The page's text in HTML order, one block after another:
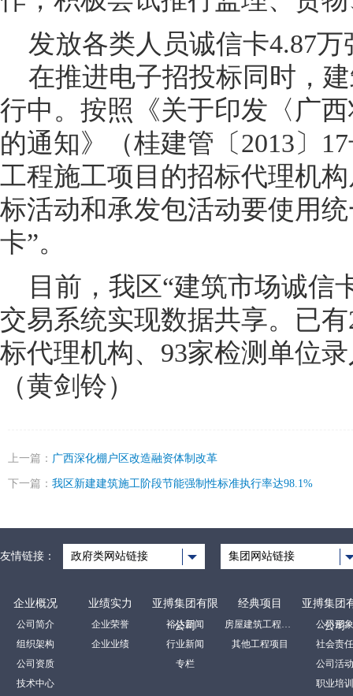
发放各类人员诚信卡4.87万
在推进电子招投标同时，建
行中。按照《关于印发〈广
的通知》（桂建管〔2013〕
工程施工项目的招标代理机
标活动和承发包活动要使用
卡”。
目前，我区“建筑市场诚信
交易系统实现数据共享。已
标代理机构、93家检测单位
（黄剑铃）
上一篇： 广西深化棚户区改造融资体制改革
下一篇： 我区新建建筑施工阶段节能强制性标准执行率达98.1%
友情链接： 政府类网站链接 集团网站链接
企业概况
公司简介
组织架构
公司资质
技术中心
业绩实力
企业荣誉
企业业绩
亚搏集团有限
公司
裕达新闻
行业新闻
专栏
经典项目
房屋建筑工程项目
其他工程项目
亚搏集团
公司
公司形象
社会责任
公司活动
职业培训